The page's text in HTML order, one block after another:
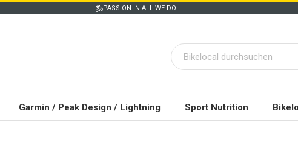
PASSION IN ALL WE DO
Garmin / Peak Design / Lightning Sport Nutrition